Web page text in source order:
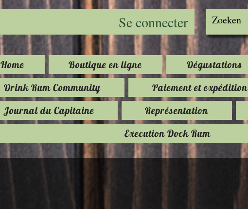
Se connecter
Home Boutique en ligne Dégustations
Drink Rum Community
Paiement et expédition
Journal du Capitaine
Représentation
Execution Dock Rum